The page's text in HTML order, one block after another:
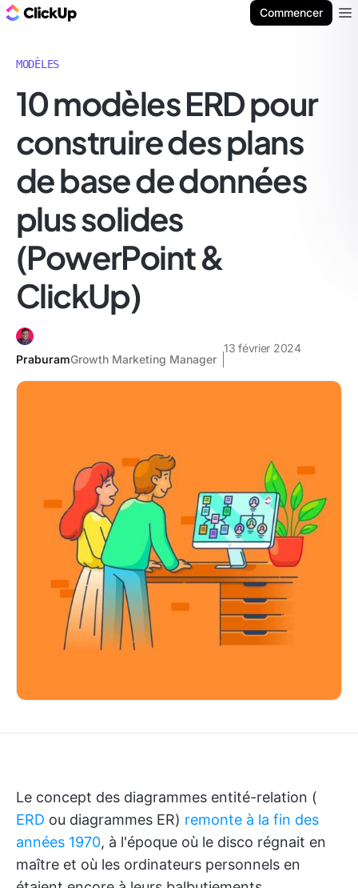
Commencer
MODÈLES
10 modèles ERD pour
construire des plans
de base de données
plus solides
(PowerPoint &
ClickUp)
PraburamGrowth Marketing Manager
13 février 2024
Le concept des diagrammes entité-relation (
ERD ou diagrammes ER) remonte à la fin des
années 1970, à l'époque où le disco régnait en
maître et où les ordinateurs personnels en